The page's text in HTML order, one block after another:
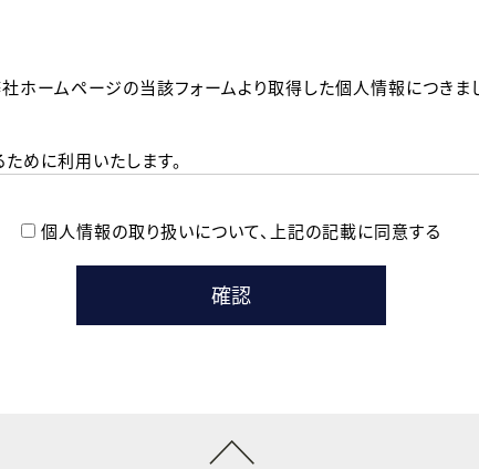
社ホームページの当該フォームより取得した個人情報につき
に利用いたします。
時の参考情報として利用いたします。
のいずれかの方法といたします。
個人情報の取り扱いについて、 上記の記載に同意する